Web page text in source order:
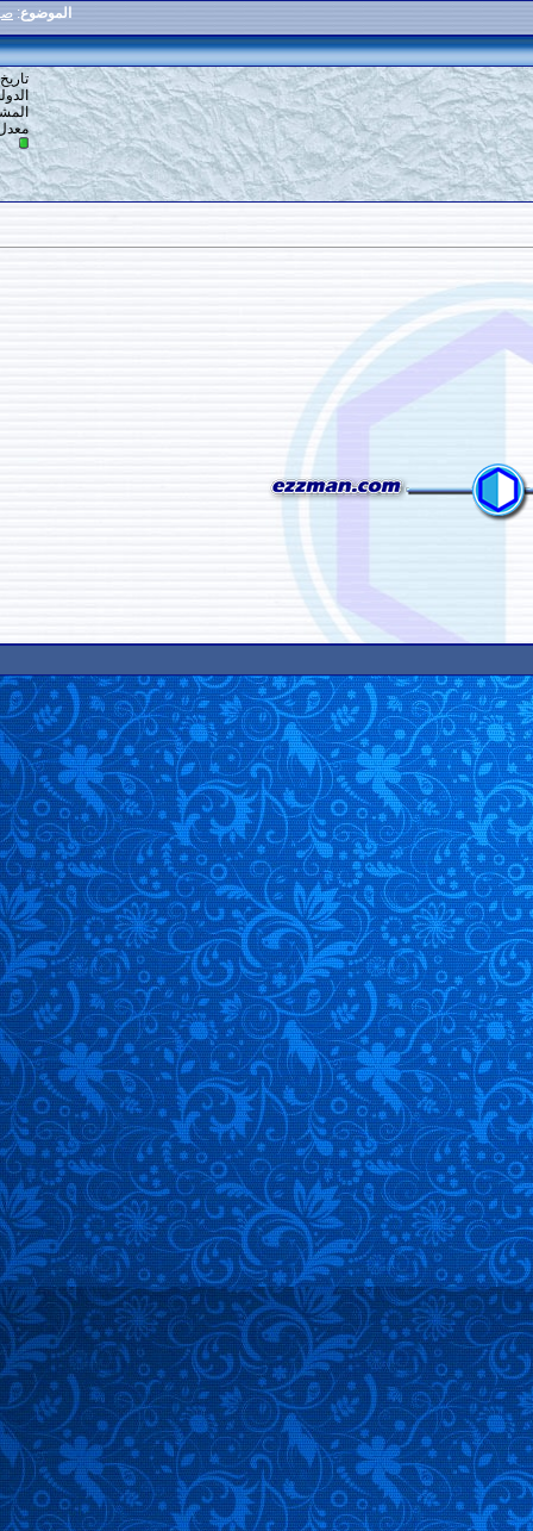
صور أمطار غزيرة في مكة
#
9
تاريخ التسجيل: 16-12-2013
الدولة: أرض الله
المشاركات: 1,390
معدل تقييم المستوى: 10